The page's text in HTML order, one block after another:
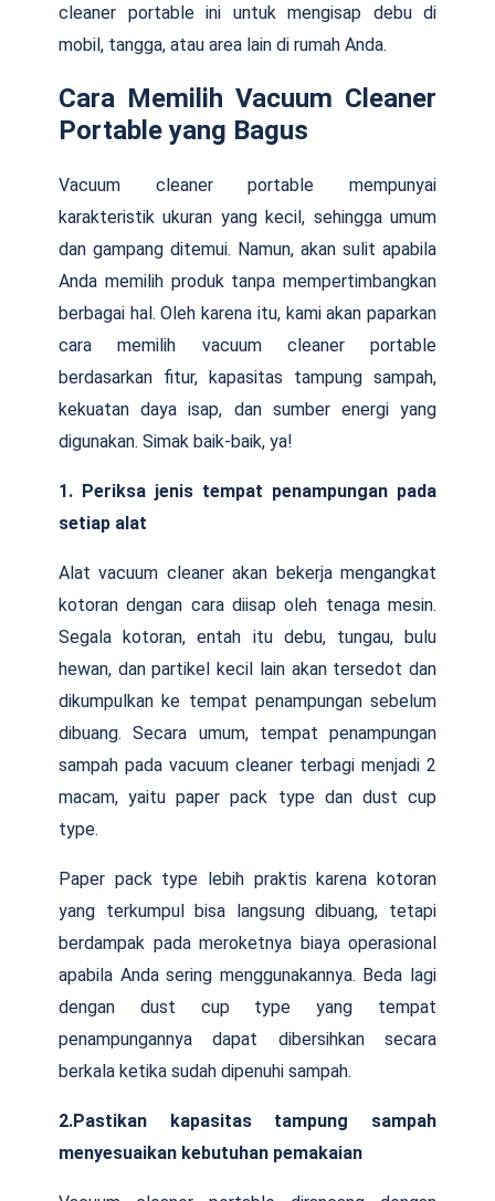
cleaner portable ini untuk mengisap debu di
mobil, tangga, atau area lain di rumah Anda.
Cara Memilih Vacuum Cleaner
Portable yang Bagus
Vacuum cleaner portable mempunyai
karakteristik ukuran yang kecil, sehingga umum
dan gampang ditemui. Namun, akan sulit apabila
Anda memilih produk tanpa mempertimbangkan
berbagai hal. Oleh karena itu, kami akan paparkan
cara memilih vacuum cleaner portable
berdasarkan fitur, kapasitas tampung sampah,
kekuatan daya isap, dan sumber energi yang
digunakan. Simak baik-baik, ya!
1. Periksa jenis tempat penampungan pada
setiap alat
Alat vacuum cleaner akan bekerja mengangkat
kotoran dengan cara diisap oleh tenaga mesin.
Segala kotoran, entah itu debu, tungau, bulu
hewan, dan partikel kecil lain akan tersedot dan
dikumpulkan ke tempat penampungan sebelum
dibuang. Secara umum, tempat penampungan
sampah pada vacuum cleaner terbagi menjadi 2
macam, yaitu paper pack type dan dust cup
type.
Paper pack type lebih praktis karena kotoran
yang terkumpul bisa langsung dibuang, tetapi
berdampak pada meroketnya biaya operasional
apabila Anda sering menggunakannya. Beda lagi
dengan dust cup type yang tempat
penampungannya dapat dibersihkan secara
berkala ketika sudah dipenuhi sampah.
2.Pastikan kapasitas tampung sampah
menyesuaikan kebutuhan pemakaian